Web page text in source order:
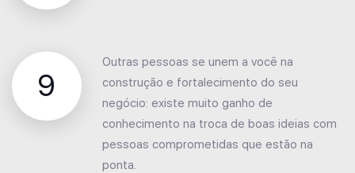
9
Outras pessoas se unem a você na
construção e fortalecimento do seu
negócio: existe muito ganho de
conhecimento na troca de boas ideias com
pessoas comprometidas que estão na
ponta.